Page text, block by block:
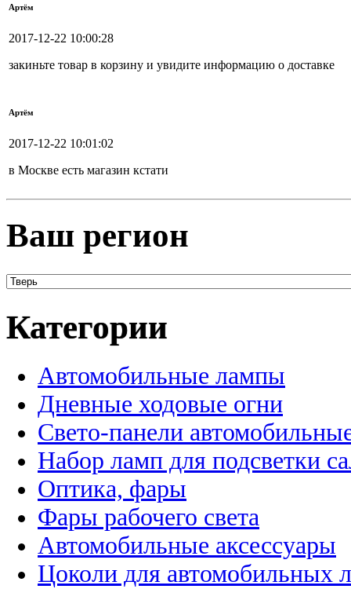
Артём
2017-12-22 10:00:28
закиньте товар в корзину и увидите информацию о доставке
Артём
2017-12-22 10:01:02
в Москве есть магазин кстати
Ваш регион
Категории
Автомобильные лампы
Дневные ходовые огни
Свето-панели
Набор ламп для подсветки
Оптика, фары
Фары рабочего света
Автомобильные аксессуары
Цоколи для автомобильных